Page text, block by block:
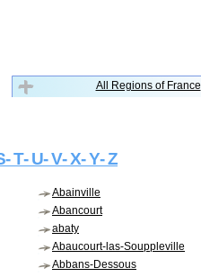
All Regions of France
- T- U- V- X- Y- Z
Abainville
Abancourt
abaty
Abaucourt-las-Souppleville
Abbans-Dessous